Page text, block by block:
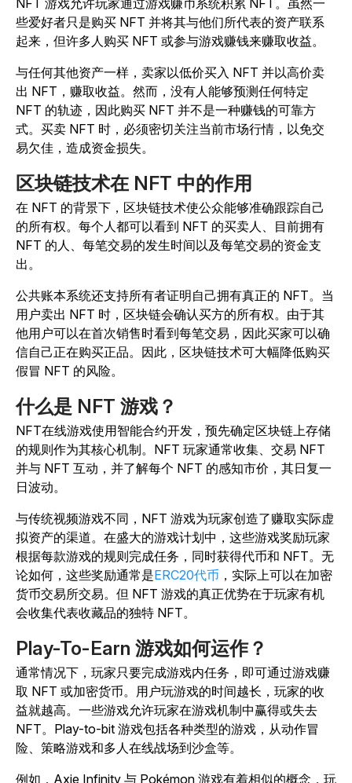
NFT 游戏允许玩家通过游戏赚币系统积累 NFT。虽然一
些爱好者只是购买 NFT 并将其与他们所代表的资产联系
起来，但许多人购买 NFT 或参与游戏赚钱来赚取收益。
与任何其他资产一样，卖家以低价买入 NFT 并以高价卖
出 NFT，赚取收益。然而，没有人能够预测任何特定
NFT 的轨迹，因此购买 NFT 并不是一种赚钱的可靠方
式。买卖 NFT 时，必须密切关注当前市场行情，以免交
易欠佳，造成资金损失。
区块链技术在 NFT 中的作用
在 NFT 的背景下，区块链技术使公众能够准确跟踪自己
的所有权。每个人都可以看到 NFT 的买卖人、目前拥有
NFT 的人、每笔交易的发生时间以及每笔交易的资金支
出。
公共账本系统还支持所有者证明自己拥有真正的 NFT。当
用户卖出 NFT 时，区块链会确认买方的所有权。由于其
他用户可以在首次销售时看到每笔交易，因此买家可以确
信自己正在购买正品。因此，区块链技术可大幅降低购买
假冒 NFT 的风险。
什么是 NFT 游戏？
NFT在线游戏使用智能合约开发，预先确定区块链上存储
的规则作为其核心机制。NFT 玩家通常收集、交易 NFT
并与 NFT 互动，并了解每个 NFT 的感知市价，其日复一
日波动。
与传统视频游戏不同，NFT 游戏为玩家创造了赚取实际虚
拟资产的渠道。在盛大的游戏计划中，这些游戏奖励玩家
根据每款游戏的规则完成任务，同时获得代币和 NFT。无
论如何，这些奖励通常是ERC20代币 ，实际上可以在加密
货币交易所交易。但 NFT 游戏的真正优势在于玩家有机
会收集代表收藏品的独特 NFT。
Play-To-Earn 游戏如何运作？
通常情况下，玩家只要完成游戏内任务，即可通过游戏赚
取 NFT 或加密货币。用户玩游戏的时间越长，玩家的收
益就越高。一些游戏允许玩家在游戏机制中赢得或失去
NFT。Play-to-bit 游戏包括各种类型的游戏，从动作冒
险、策略游戏和多人在线战场到沙盒等。
例如，Axie Infinity 与 Pokémon 游戏有着相似的概念，玩